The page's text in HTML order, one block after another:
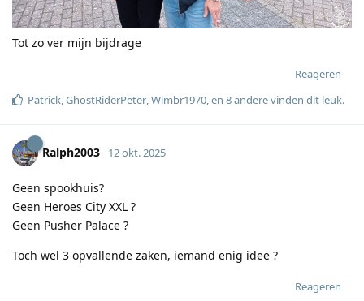
Tot zo ver mijn bijdrage
Reageren
Patrick,GhostRiderPeter,Wimbr1970, en 8anderevinden dit leuk.
Ralph2003 12 okt. 2025
Geen spookhuis?
Geen Heroes City XXL ?
Geen Pusher Palace ?
Toch wel 3 opvallende zaken, iemand enig idee ?
Reageren